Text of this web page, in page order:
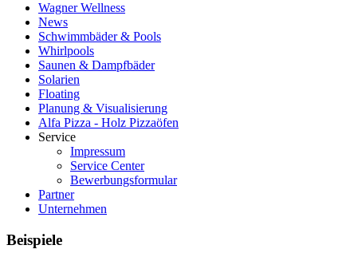
Wagner Wellness
News
Schwimmbäder & Pools
Whirlpools
Saunen & Dampfbäder
Solarien
Floating
Planung & Visualisierung
Alfa Pizza - Holz Pizzaöfen
Service
Impressum
Service Center
Bewerbungsformular
Partner
Unternehmen
Beispiele